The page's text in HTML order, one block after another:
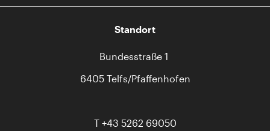
Standort
Bundesstraße 1
6405 Telfs/Pfaffenhofen
T +43 5262 69050